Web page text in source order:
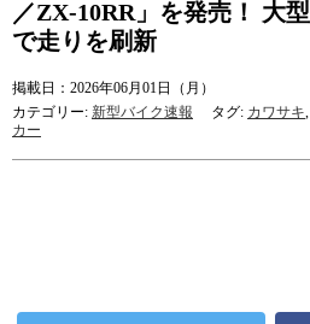
／ZX-10RR」を発売！ 大
で走りを刷新
掲載日：2026年06月01日（月）
カテゴリー: 新型バイク速報 タグ: カワサキ,
カー